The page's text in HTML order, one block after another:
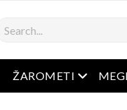
Iskanje
ŽAROMETI odprt